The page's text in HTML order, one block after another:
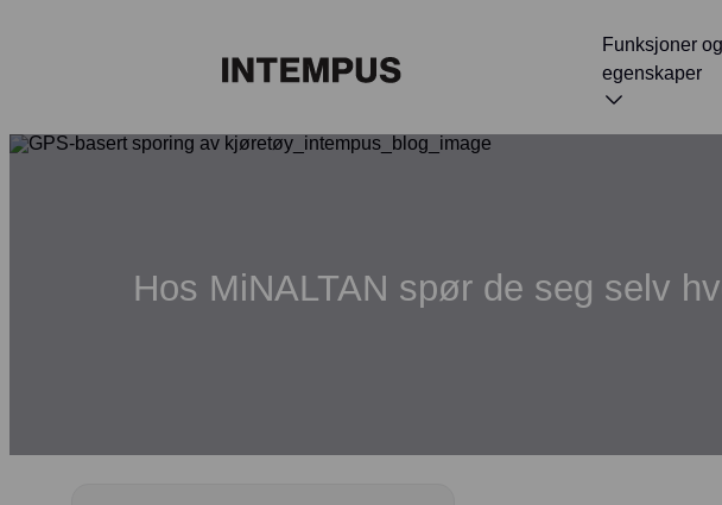
Funksjoner og
egenskaper
Hos MiNALTAN spør de seg selv